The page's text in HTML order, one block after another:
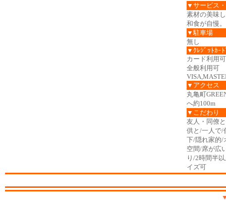
▼サービス
素材の美味
和食が自慢。
▼駐車場
無し
▼ｸﾚｼﾞｯﾄｶｰﾄ
カード利用可
全般利用可
▼アクセス
丸亀町
へ約100m
▼こだわり
友人・同僚
供と/一人で/
下/隠れ家的/
空間/席が広
り/2時間半
イズ可